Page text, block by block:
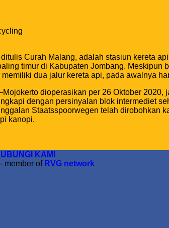
Curah Malang, adalah stasiun kereta
timur di Kabupaten Jombang.
dua jalur kereta api, pada awalnya
dioperasikan per 26 Oktober
dengan persinyalan blok intermediet
Staatsspoorwegen telah dirobohkan
kanopi.
KAMI
- member of RVG network